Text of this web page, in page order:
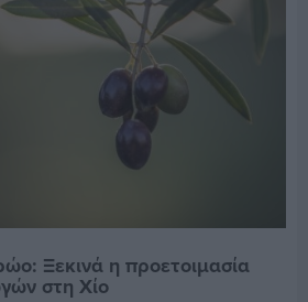
Ξεκινά η προετοιμασία
στη Χίο